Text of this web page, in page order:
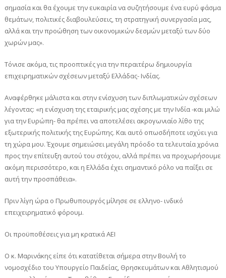
σημασία και θα έχουμε την ευκαιρία να συζητήσουμε ένα ευρύ φάσμα
θεμάτων, πολιτικές διαβουλεύσεις, τη στρατηγική συνεργασία μας,
αλλά και την προώθηση των οικονομικών δεσμών μεταξύ των δύο
χωρών μας».
Τόνισε ακόμα, τις προοπτικές για την περαιτέρω δημιουργία
επιχειρηματικών σχέσεων μεταξύ Ελλάδας- Ινδίας.
Αναφέρθηκε μάλιστα και στην ενίσχυση των διπλωματικών σχέσεων
λέγοντας: «η ενίσχυση της εταιρικής μας σχέσης με την Ινδία -και μιλώ
για την Ευρώπη- θα πρέπει να αποτελέσει ακρογωνιαίο λίθο της
εξωτερικής πολιτικής της Ευρώπης. Και αυτό οπωσδήποτε ισχύει για
τη χώρα μου. Έχουμε σημειώσει μεγάλη πρόοδο τα τελευταία χρόνια
προς την επίτευξη αυτού του στόχου, αλλά πρέπει να προχωρήσουμε
ακόμη περισσότερο, και η Ελλάδα έχει σημαντικό ρόλο να παίξει σε
αυτή την προσπάθεια».
Πριν λίγη ώρα ο Πρωθυπουργός μίλησε σε ελληνο- ινδικό
επειχειρηματικό φόρουμ.
Οι προϋποθέσεις για μη κρατικά ΑΕΙ
Ο κ. Μαρινάκης είπε ότι κατατίθεται σήμερα στην Βουλή το
νομοσχέδιο του Υπουργείο Παιδείας, Θρησκευμάτων και Αθλητισμού